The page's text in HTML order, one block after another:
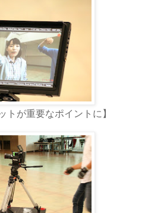
トが重要なポイントに】